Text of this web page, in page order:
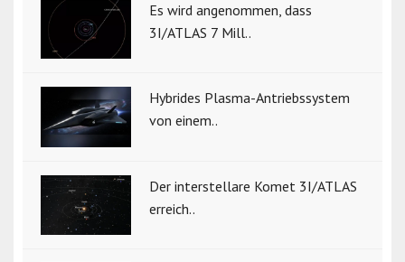
Es wird angenommen, dass
3I/ATLAS 7 Mill..
Hybrides Plasma-Antriebssystem
von einem..
Der interstellare Komet 3I/ATLAS
erreich..